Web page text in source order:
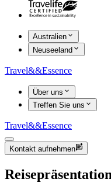
Australien
Neuseeland
Travel&&Essence
Über uns
Treffen Sie uns
Travel&&Essence
Kontakt aufnehmen